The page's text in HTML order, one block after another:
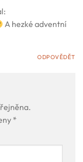
A hezké adventní
ODPOVĚDĚT
*